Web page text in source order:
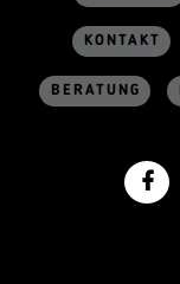
KONTAKT
BERATUNG